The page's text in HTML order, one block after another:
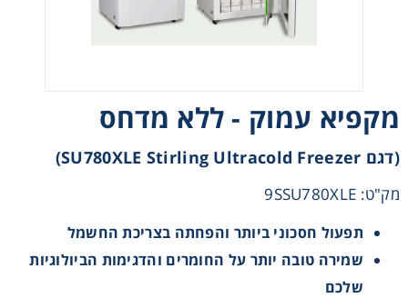
מקפיא עמוק - ללא מדחס
(דגם SU780XLE Stirling Ultracold Freezer)
מק"ט: 9SSU780XLE
תפעול חסכוני ביותר והפחתה בצריכת החשמל
שמירה טובה יותר על החומרים והדגימות הביולוגיות
שלכם
Instrumentation
Pumps
Sample Preparation
Storage